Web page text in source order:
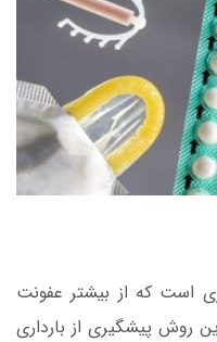
است که از بیشتر عفونت
روش پیشگیری از بارداری